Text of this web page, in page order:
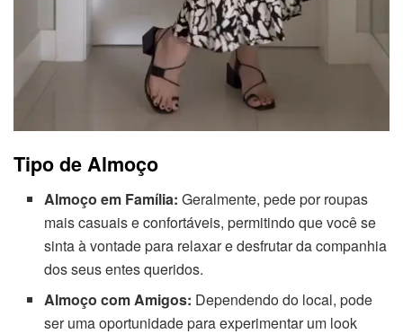
Tipo de Almoço
Almoço em Família: Geralmente, pede por roupas
mais casuais e confortáveis, permitindo que você se
sinta à vontade para relaxar e desfrutar da companhia
dos seus entes queridos.
Almoço com Amigos: Dependendo do local, pode
ser uma oportunidade para experimentar um look